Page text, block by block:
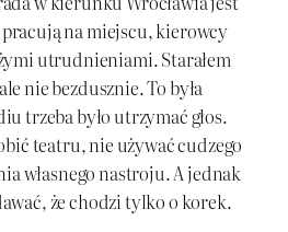
na miejscu, kierowcy
utrudnieniami. Starałem
nie bezdusznie. To była
trzeba było utrzymać głos.
teatru, nie używać cudzego
własnego nastroju. A jednak
że chodzi tylko o korek.